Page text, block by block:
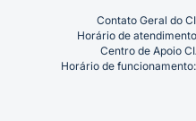
Contato Geral do
Horário de
Centro de Apoio
Horário de